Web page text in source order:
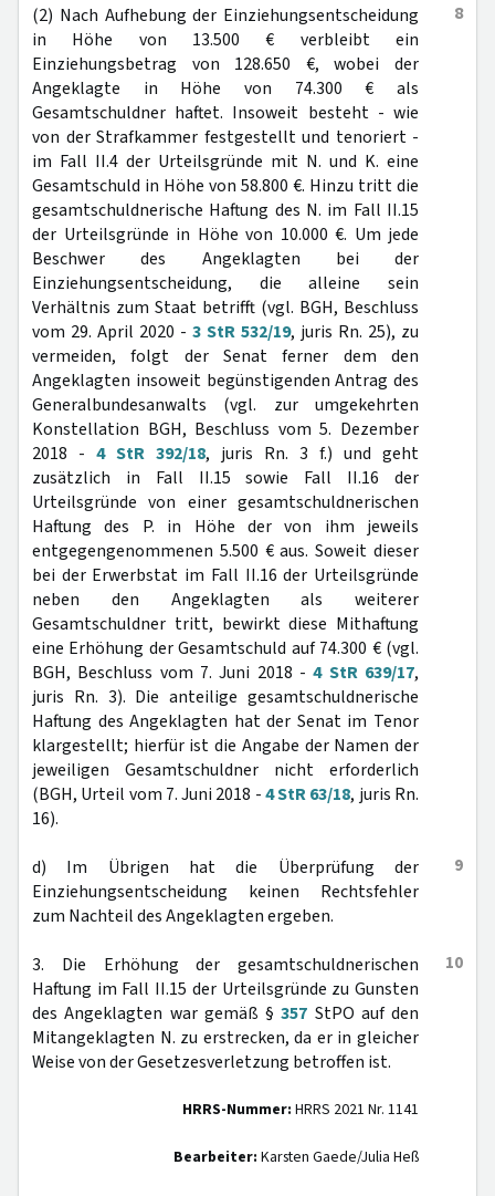
8
(2) Nach Aufhebung der Einziehungsentscheidung
in Höhe von 13.500 € verbleibt ein
Einziehungsbetrag von 128.650 €, wobei der
Angeklagte in Höhe von 74.300 € als
Gesamtschuldner haftet. Insoweit besteht - wie
von der Strafkammer festgestellt und tenoriert -
im Fall II.4 der Urteilsgründe mit N. und K. eine
Gesamtschuld in Höhe von 58.800 €. Hinzu tritt die
gesamtschuldnerische Haftung des N. im Fall II.15
der Urteilsgründe in Höhe von 10.000 €. Um jede
Beschwer des Angeklagten bei der
Einziehungsentscheidung, die alleine sein
Verhältnis zum Staat betrifft (vgl. BGH, Beschluss
vom 29. April 2020 - 3 StR 532/19, juris Rn. 25), zu
vermeiden, folgt der Senat ferner dem den
Angeklagten insoweit begünstigenden Antrag des
Generalbundesanwalts (vgl. zur umgekehrten
Konstellation BGH, Beschluss vom 5. Dezember
2018 - 4 StR 392/18, juris Rn. 3 f.) und geht
zusätzlich in Fall II.15 sowie Fall II.16 der
Urteilsgründe von einer gesamtschuldnerischen
Haftung des P. in Höhe der von ihm jeweils
entgegengenommenen 5.500 € aus. Soweit dieser
bei der Erwerbstat im Fall II.16 der Urteilsgründe
neben den Angeklagten als weiterer
Gesamtschuldner tritt, bewirkt diese Mithaftung
eine Erhöhung der Gesamtschuld auf 74.300 € (vgl.
BGH, Beschluss vom 7. Juni 2018 -4 StR 639/17,
juris Rn. 3). Die anteilige gesamtschuldnerische
Haftung des Angeklagten hat der Senat im Tenor
klargestellt; hierfür ist die Angabe der Namen der
jeweiligen Gesamtschuldner nicht erforderlich
(BGH, Urteil vom 7. Juni 2018 -4 StR 63/18, juris Rn.
16).
9
d) Im Übrigen hat die Überprüfung der
Einziehungsentscheidung keinen Rechtsfehler
zum Nachteil des Angeklagten ergeben.
10
3. Die Erhöhung der gesamtschuldnerischen
Haftung im Fall II.15 der Urteilsgründe zu Gunsten
des Angeklagten war gemäß §357 StPO auf den
Mitangeklagten N. zu erstrecken, da er in gleicher
Weise von der Gesetzesverletzung betroffen ist.
HRRS-Nummer: HRRS 2021 Nr. 1141
Bearbeiter: Karsten Gaede/Julia Heß